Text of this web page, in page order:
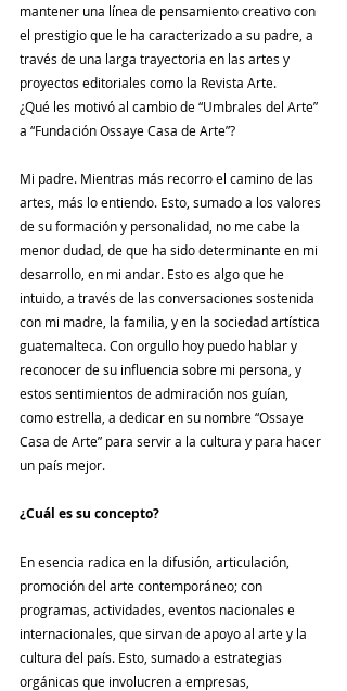
mantener una línea de pensamiento creativo con
el prestigio que le ha caracterizado a su padre, a
través de una larga trayectoria en las artes y
proyectos editoriales como la Revista Arte.
¿Qué les motivó al cambio de “Umbrales del Arte”
a “Fundación Ossaye Casa de Arte”?
Mi padre. Mientras más recorro el camino de las
artes, más lo entiendo. Esto, sumado a los valores
de su formación y personalidad, no me cabe la
menor dudad, de que ha sido determinante en mi
desarrollo, en mi andar. Esto es algo que he
intuido, a través de las conversaciones sostenida
con mi madre, la familia, y en la sociedad artística
guatemalteca. Con orgullo hoy puedo hablar y
reconocer de su influencia sobre mi persona, y
estos sentimientos de admiración nos guían,
como estrella, a dedicar en su nombre “Ossaye
Casa de Arte” para servir a la cultura y para hacer
un país mejor.
¿Cuál es su concepto?
En esencia radica en la difusión, articulación,
promoción del arte contemporáneo; con
programas, actividades, eventos nacionales e
internacionales, que sirvan de apoyo al arte y la
cultura del país. Esto, sumado a estrategias
orgánicas que involucren a empresas,